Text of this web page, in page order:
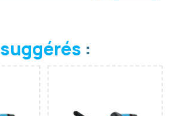
suggérés :